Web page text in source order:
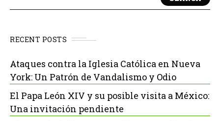
RECENT POSTS
Ataques contra la Iglesia Católica en Nueva
York: Un Patrón de Vandalismo y Odio
El Papa León XIV y su posible visita a México:
Una invitación pendiente